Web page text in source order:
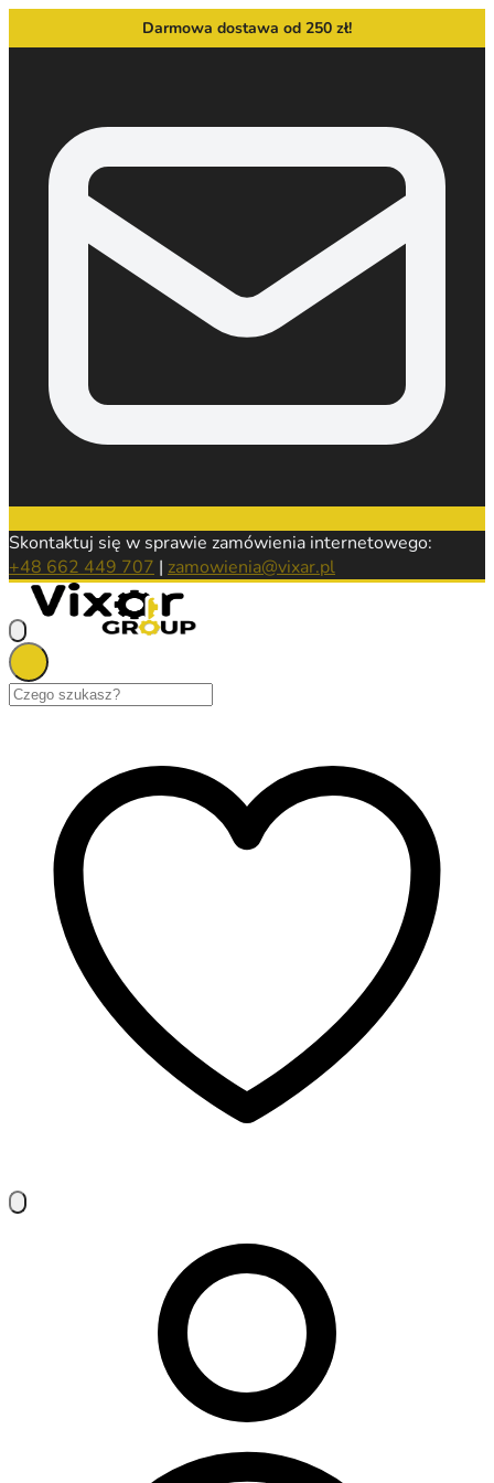
Darmowa dostawa od 250 zł!
Skontaktuj się w sprawie zamówienia internetowego:
+48 662 449 707 | zamowienia@vixar.pl